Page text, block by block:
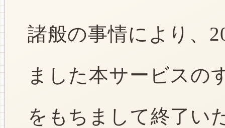
諸般の事情により、
ました本サービスの
をもちまして終了い